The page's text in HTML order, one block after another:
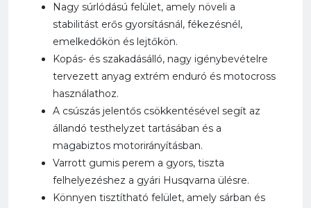
Nagy súrlódású felület, amely növeli a
stabilitást erős gyorsításnál, fékezésnél,
emelkedőkön és lejtőkön.
Kopás- és szakadásálló, nagy igénybevételre
tervezett anyag extrém enduró és motocross
használathoz.
A csúszás jelentős csökkentésével segít az
állandó testhelyzet tartásában és a
magabiztos motorirányításban.
Varrott gumis perem a gyors, tiszta
felhelyezéshez a gyári Husqvarna ülésre.
Könnyen tisztítható felület, amely sárban és